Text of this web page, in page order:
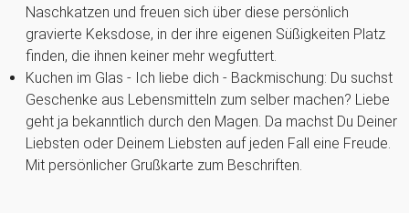
Naschkatzen und freuen sich über diese persönlich
gravierte Keksdose, in der ihre eigenen Süßigkeiten Platz
finden, die ihnen keiner mehr wegfuttert.
Kuchen im Glas - Ich liebe dich - Backmischung: Du suchst
Geschenke aus Lebensmitteln zum selber machen? Liebe
geht ja bekanntlich durch den Magen. Da machst Du Deiner
Liebsten oder Deinem Liebsten auf jeden Fall eine Freude.
Mit persönlicher Grußkarte zum Beschriften.